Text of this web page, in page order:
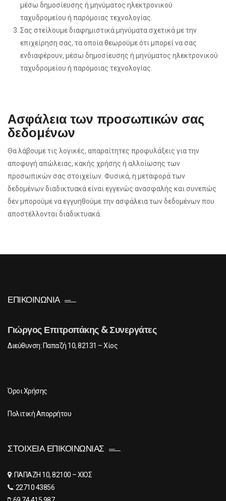
μέσω δημοσίευσης ή μηνύματος ηλεκτρονικού
ταχυδρομείου ή παρόμοιας τεχνολογίας.
Σας στείλουμε διαφημιστικά μηνύματα σχετικά με την
επιχείρηση σας, τα οποία θεωρούμε ότι μπορεί να σας
ενδιαφέρουν, μέσω δημοσίευσης ή μηνύματος ηλεκτρονικού
ταχυδρομείου ή παρόμοιας τεχνολογίας.
Ασφάλεια των προσωπικών σας
δεδομένων
Θα λάβουμε τις λογικές, απαραίτητες προφυλάξεις για την
αποφυγή απώλειας, κακής χρήσης ή αλλοίωσης των
προσωπικών σας στοιχείων. Φυσικά, η μεταφορά των
δεδομένων διαδικτυακά είναι εγγενώς ανασφαλής και συνεπώς
δεν μπορούμε να εγγυηθούμε την ασφάλεια των δεδομένων που
αποστέλλονται διαδικτυακά.
ΕΠΙΚΟΙΝΩΝΊΑ
Γιώργος Επιτροπάκης & Συνεργάτες
Διεύθυνση: Παπαζή 10, 82131 – Χίος
Όροι Χρήσης
Πολιτική Απορρήτου
ΣΤΟΙΧΕΊΑ ΕΠΙΚΟΙΝΩΝΊΑΣ
: ΠΑΠΑΖΗ 10, 82100 – ΧΙΟΣ
: 22710 43856